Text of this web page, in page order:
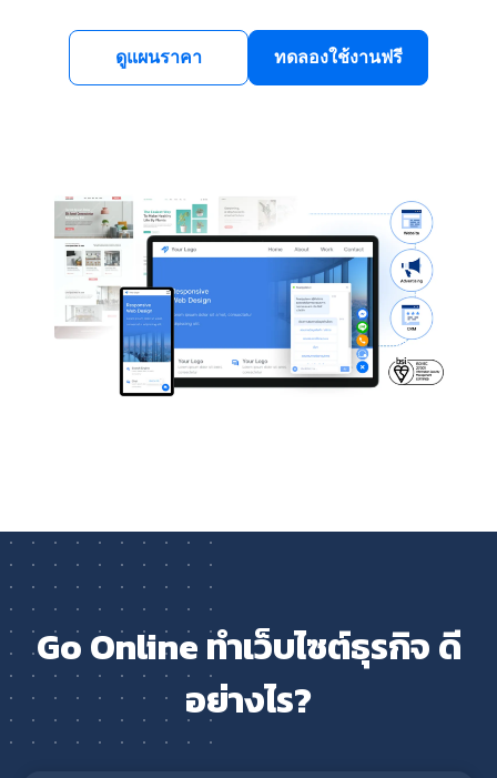
ดูแผนราคา ทดลองใช้งานฟรี
Go Online ทำเว็บไซต์ธุรกิจ ดี
อย่างไร?